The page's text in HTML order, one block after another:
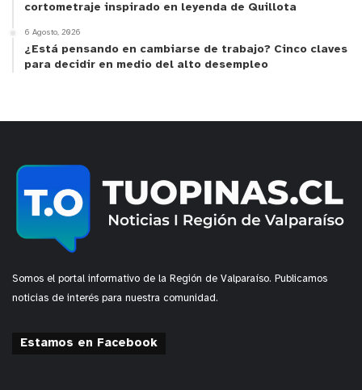
cortometraje inspirado en leyenda de Quillota
6 Agosto, 2026
¿Está pensando en cambiarse de trabajo? Cinco claves
para decidir en medio del alto desempleo
Somos el portal informativo de la Región de Valparaíso. Publicamos
noticias de interés para nuestra comunidad.
Estamos en Facebook